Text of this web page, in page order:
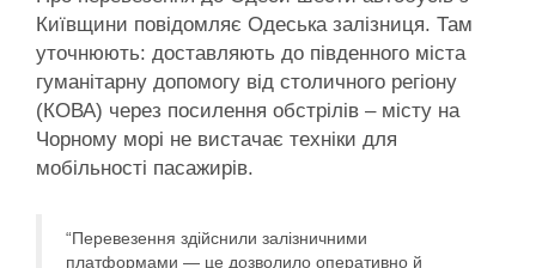
Київщини повідомляє Одеська залізниця. Там
уточнюють: доставляють до південного міста
гуманітарну допомогу від столичного регіону
(КОВА) через посилення обстрілів – місту на
Чорному морі не вистачає техніки для
мобільності пасажирів.
“Перевезення здійснили залізничними
платформами — це дозволило оперативно й